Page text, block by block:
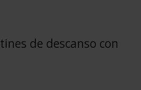
de descanso con